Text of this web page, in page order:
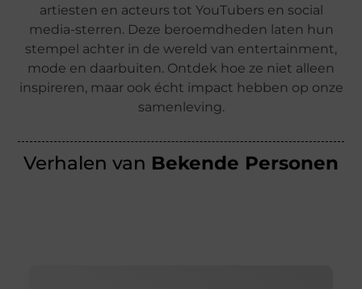
artiesten en acteurs tot YouTubers en social
media-sterren. Deze beroemdheden laten hun
stempel achter in de wereld van entertainment,
mode en daarbuiten. Ontdek hoe ze niet alleen
inspireren, maar ook écht impact hebben op onze
samenleving.
Verhalen van Bekende Personen